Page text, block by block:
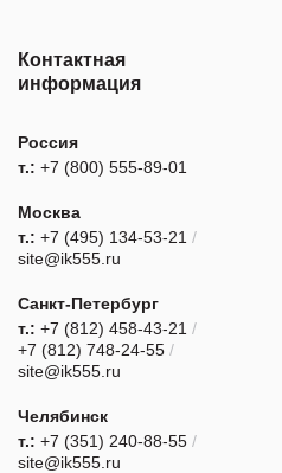
Контактная
информация
Россия
т.: +7 (800) 555-89-01
Москва
т.: +7 (495) 134-53-21 /
site@ik555.ru
Санкт-Петербург
т.: +7 (812) 458-43-21 /
+7 (812) 748-24-55 /
site@ik555.ru
Челябинск
т.: +7 (351) 240-88-55 /
site@ik555.ru